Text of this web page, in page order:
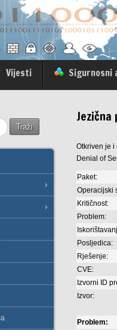
Vijesti Sigurnosni
Jezična
Otkriven je
Denial of
Paket:
Operacijski
Kritičnost:
Problem:
Posljedica:
Rješenje:
CVE:
Izvorni ID
Izvor:
Problem:
Traži